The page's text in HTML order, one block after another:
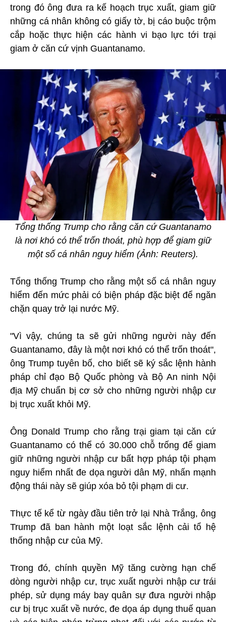
trong đó ông đưa ra kế hoạch trục xuất, giam giữ
những cá nhân không có giấy tờ, bị cáo buộc trộm
cắp hoặc thực hiện các hành vi bạo lực tới trại
giam ở căn cứ vịnh Guantanamo.
Tổng thống Trump cho rằng căn cứ Guantanamo
là nơi khó có thể trốn thoát, phù hợp để giam giữ
một số cá nhân nguy hiểm (Ảnh: Reuters).
Tổng thống Trump cho rằng một số cá nhân nguy
hiểm đến mức phải có biện pháp đặc biệt để ngăn
chặn quay trở lại nước Mỹ.
"Vì vậy, chúng ta sẽ gửi những người này đến
Guantanamo, đây là một nơi khó có thể trốn thoát",
ông Trump tuyên bố, cho biết sẽ ký sắc lệnh hành
pháp chỉ đạo Bộ Quốc phòng và Bộ An ninh Nội
địa Mỹ chuẩn bị cơ sở cho những người nhập cư
bị trục xuất khỏi Mỹ.
Ông Donald Trump cho rằng trại giam tại căn cứ
Guantanamo có thể có 30.000 chỗ trống để giam
giữ những người nhập cư bất hợp pháp tội phạm
nguy hiểm nhất đe dọa người dân Mỹ, nhấn mạnh
động thái này sẽ giúp xóa bỏ tội phạm di cư.
Thực tế kể từ ngày đầu tiên trở lại Nhà Trắng, ông
Trump đã ban hành một loạt sắc lệnh cải tổ hệ
thống nhập cư của Mỹ.
Trong đó, chính quyền Mỹ tăng cường hạn chế
dòng người nhập cư, trục xuất người nhập cư trái
phép, sử dụng máy bay quân sự đưa người nhập
cư bị trục xuất về nước, đe dọa áp dụng thuế quan